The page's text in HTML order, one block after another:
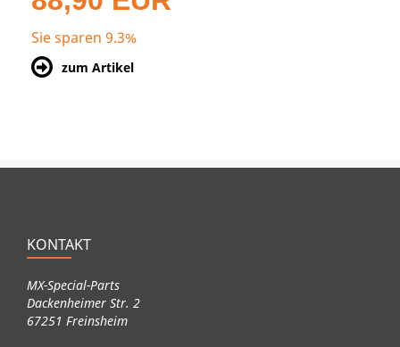
Sie sparen 9.3%
zum Artikel
KONTAKT
MX-Special-Parts
Dackenheimer Str. 2
67251 Freinsheim